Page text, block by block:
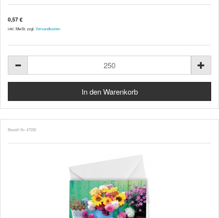
0,57 €
inkl. MwSt. zzgl. Versandkosten
Bestell-Nr. 47292